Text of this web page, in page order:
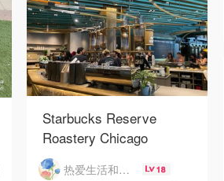
Starbucks Reserve
Roastery Chicago
热爱生活和自由的轻舞飞扬 18